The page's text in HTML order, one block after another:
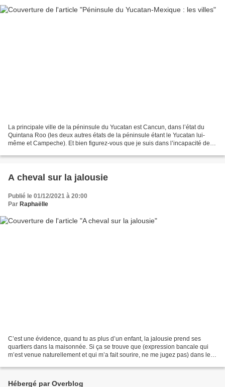
La principale ville de la péninsule du Yucatan est Cancun, dans l’état du
Quintana Roo (les deux autres états de la péninsule étant le Yucatan lui-
même et Campeche). Et bien figurez-vous que je suis dans l’incapacité de
A cheval sur la jalousie
Publié le 01/12/2021 à 20:00
Par Raphaëlle
C’est une évidence, quand tu as plus d’un enfant, la jalousie prend ses
quartiers dans la maisonnée. Si ça se trouve que (expression bancale qui
m’est venue naturellement et qui m’a fait sourire, ne me jugez pas) dans les
Hébergé par Overblog